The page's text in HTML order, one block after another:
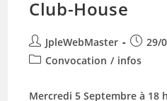
Club-House
Auteur/autrice
de
JpleWebMaster
publiée :
29/
PostConvocation / infos
Mercredi 5 Septembre à 18